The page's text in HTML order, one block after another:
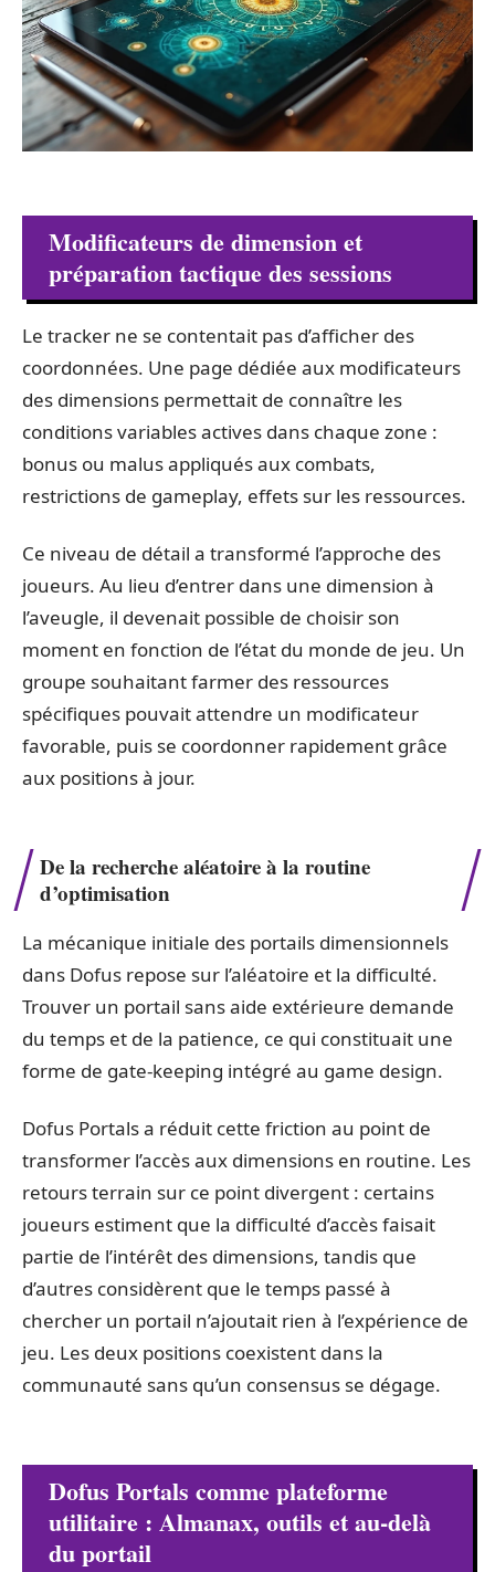
Modificateurs de dimension et
préparation tactique des sessions
Le tracker ne se contentait pas d’afficher des
coordonnées. Une page dédiée aux modificateurs
des dimensions permettait de connaître les
conditions variables actives dans chaque zone :
bonus ou malus appliqués aux combats,
restrictions de gameplay, effets sur les ressources.
Ce niveau de détail a transformé l’approche des
joueurs. Au lieu d’entrer dans une dimension à
l’aveugle, il devenait possible de choisir son
moment en fonction de l’état du monde de jeu. Un
groupe souhaitant farmer des ressources
spécifiques pouvait attendre un modificateur
favorable, puis se coordonner rapidement grâce
aux positions à jour.
De la recherche aléatoire à la routine
d’optimisation
La mécanique initiale des portails dimensionnels
dans Dofus repose sur l’aléatoire et la difficulté.
Trouver un portail sans aide extérieure demande
du temps et de la patience, ce qui constituait une
forme de gate-keeping intégré au game design.
Dofus Portals a réduit cette friction au point de
transformer l’accès aux dimensions en routine. Les
retours terrain sur ce point divergent : certains
joueurs estiment que la difficulté d’accès faisait
partie de l’intérêt des dimensions, tandis que
d’autres considèrent que le temps passé à
chercher un portail n’ajoutait rien à l’expérience de
jeu. Les deux positions coexistent dans la
communauté sans qu’un consensus se dégage.
Dofus Portals comme plateforme
utilitaire : Almanax, outils et au-delà
du portail